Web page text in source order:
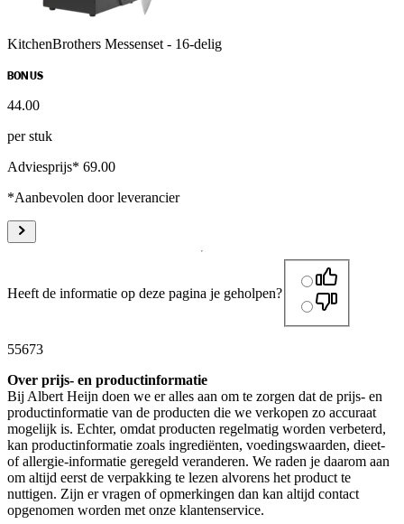
KitchenBrothers Messenset - 16-delig
BONUS
44.00
per stuk
Adviesprijs* 69.00
*Aanbevolen door leverancier
Heeft de informatie op deze pagina je geholpen?
55673
Over prijs- en productinformatie
Bij Albert Heijn doen we er alles aan om te zorgen dat de prijs- en
productinformatie van de producten die we verkopen zo accuraat
mogelijk is. Echter, omdat producten regelmatig worden verbeterd,
kan productinformatie zoals ingrediënten, voedingswaarden, dieet-
of allergie-informatie geregeld veranderen. We raden je daarom aan
om altijd eerst de verpakking te lezen alvorens het product te
nuttigen. Zijn er vragen of opmerkingen dan kan altijd contact
opgenomen worden met onze klantenservice.